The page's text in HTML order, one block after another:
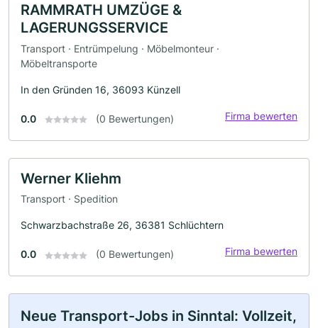
RAMMRATH UMZÜGE &
LAGERUNGSSERVICE
Transport · Entrümpelung · Möbelmonteur ·
Möbeltransporte
In den Gründen 16, 36093 Künzell
0.0 (0 Bewertungen) Firma bewerten
Werner Kliehm
Transport · Spedition
Schwarzbachstraße 26, 36381 Schlüchtern
0.0 (0 Bewertungen) Firma bewerten
Neue Transport-Jobs in Sinntal: Vollzeit,